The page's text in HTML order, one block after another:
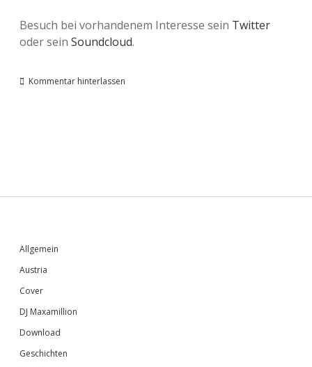
Besuch bei vorhandenem Interesse sein Twitter
oder sein Soundcloud.
Kommentar hinterlassen
Sidebar
Allgemein
Austria
Cover
DJ Maxamillion
Download
Geschichten